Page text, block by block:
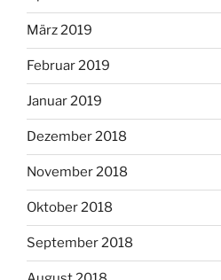
März 2019
Februar 2019
Januar 2019
Dezember 2018
November 2018
Oktober 2018
September 2018